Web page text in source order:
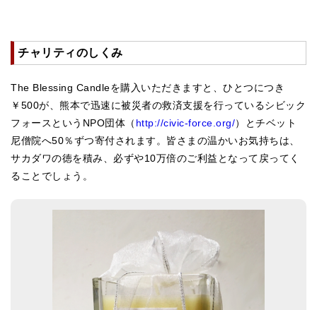
チャリティのしくみ
The Blessing Candleを購入いただきますと、ひとつにつき
￥500が、熊本で迅速に被災者の救済支援を行っているシビック
フォースというNPO団体（ http://civic-force.org/）とチベット
尼僧院へ50％ずつ寄付されます。皆さまの温かいお気持ちは、
サカダワの徳を積み、必ずや10万倍のご利益となって戻ってく
ることでしょう。